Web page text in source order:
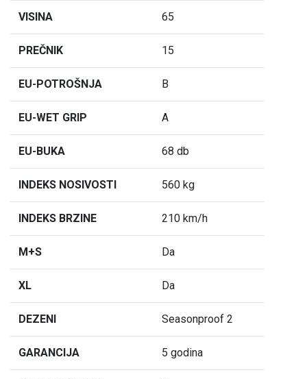
VISINA 65
PREČNIK 15
EU-POTROŠNJA B
EU-WET GRIP A
EU-BUKA 68 db
INDEKS NOSIVOSTI 560 kg
INDEKS BRZINE 210 km/h
M+S Da
XL Da
DEZENI Seasonproof 2
GARANCIJA 5 godina